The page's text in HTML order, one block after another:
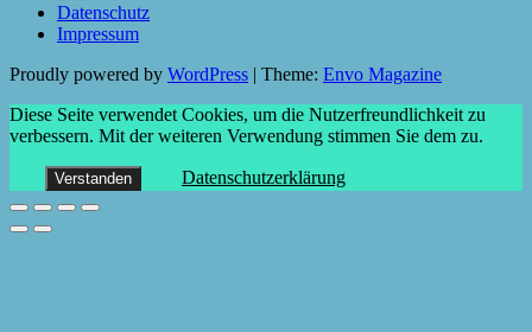
Datenschutz
Impressum
Proudly powered by WordPress Theme: Envo Magazine
Diese Seite verwendet Cookies, um die Nutzerfreundlichkeit zu
verbessern. Mit der weiteren Verwendung stimmen Sie dem zu.
Verstanden Datenschutzerklärung